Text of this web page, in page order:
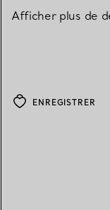
Afficher plus de
ENREGISTRER